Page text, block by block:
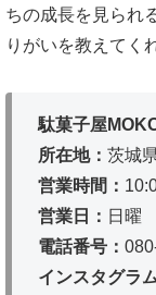
ちの成長を見られ
りがいを教えてく
駄菓子屋
所在地： 茨城
営業時間：
営業日： 日曜
電話番号：
インスタグラ